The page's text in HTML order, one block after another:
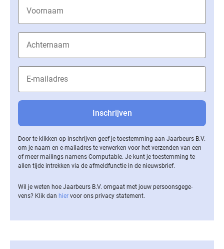
Door te klikken op inschrijven geef je toestemming aan Jaarbeurs B.V.
om je naam en e-mailadres te verwerken voor het verzenden van een
of meer mailings namens Computable. Je kunt je toestemming te
allen tijde intrekken via de af­meld­func­tie in de nieuwsbrief.
Wil je weten hoe Jaarbeurs B.V. omgaat met jouw per­soons­ge­ge­
vens? Klik dan hier voor ons privacy statement.